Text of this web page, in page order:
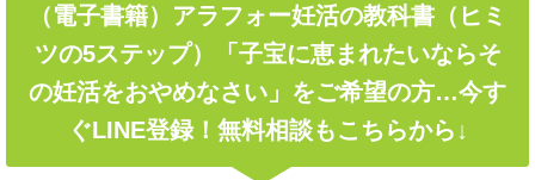
（電子書籍）アラフォー妊活の教科書（ヒミ
ツの5ステップ）「子宝に恵まれたいならそ
の妊活をおやめなさい」をご希望の方…今す
ぐLINE登録！無料相談もこちらから↓